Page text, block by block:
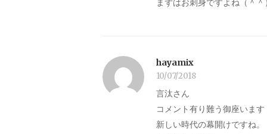
まずはお刺身ですよね（＾＾）
hayamix
10/07/2018
言汰さん
コメント有り難う御座います
新しい時代の幕開けですね。